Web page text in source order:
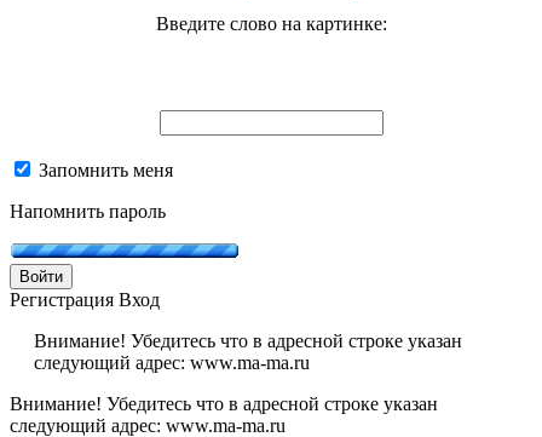
Введите слово на картинке:
Запомнить меня
Напомнить пароль
Войти
Регистрация Вход
Внимание! Убедитесь что в адресной строке указан
следующий адрес: www.ma-ma.ru
Внимание! Убедитесь что в адресной строке указан
следующий адрес: www.ma-ma.ru